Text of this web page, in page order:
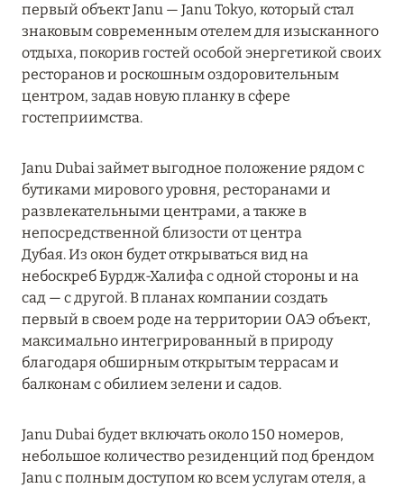
RIXOS PREMIUM SAADIYAT ISLAND ABU DHABI:
КОНЦЕПЦИЯ «ВСЁ ВКЛЮЧЕНО – ВСЁ
ЭКСКЛЮЗИВНО»
Подробнее
HÔTEL BARRIÈRE LES NEIGES
Подробнее
27 сентября 2024
HÔTEL BARRIÈRE LES NEIGES
Подробнее
HÔTEL BARRIÈRE LES NEIGES
Подробнее
первый объект Janu — Janu Tokyo, который стал
знаковым современным отелем для изысканного
отдыха, покорив гостей особой энергетикой своих
ресторанов и роскошным оздоровительным
центром, задав новую планку в сфере
гостеприимства.
Janu Dubai займет выгодное положение рядом с
бутиками мирового уровня, ресторанами и
развлекательными центрами, а также в
непосредственной близости от центра
Дубая. Из окон будет открываться вид на
небоскреб Бурдж-Халифа с одной стороны и на
сад — с другой. В планах компании создать
первый в своем роде на территории ОАЭ объект,
максимально интегрированный в природу
благодаря обширным открытым террасам и
балконам с обилием зелени и садов.
Janu Dubai будет включать около 150 номеров,
небольшое количество резиденций под брендом
Janu с полным доступом ко всем услугам отеля, а